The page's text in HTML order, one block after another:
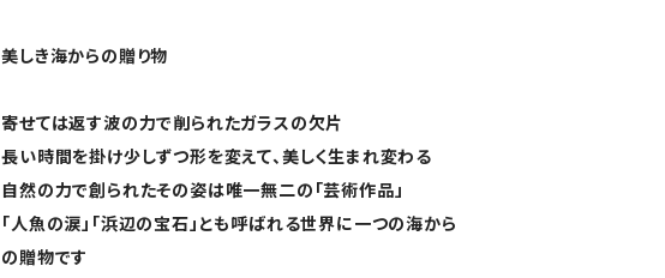
美しき海からの贈り物
寄せては返す波の力で削られたガラスの欠片
長い時間を掛け少しずつ形を変えて、美しく生まれ変わる
自然の力で創られたその姿は唯一無二の「芸術作品」
「人魚の涙」「浜辺の宝石」とも呼ばれる世界に一つの海から
の贈物です